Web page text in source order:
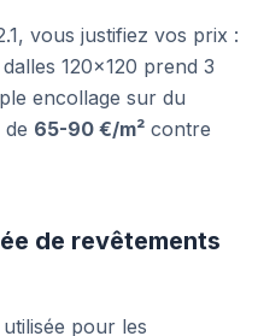
vous justifiez vos prix :
120×120 prend 3
encollage sur du
65-90 €/m² contre
de revêtements
pour les